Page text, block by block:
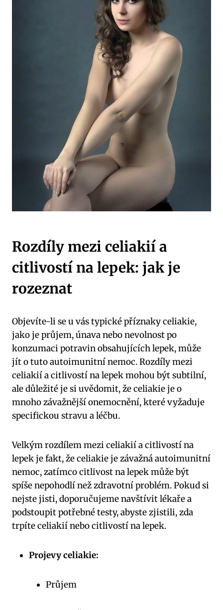
Rozdíly mezi celiakií a
citlivostí na lepek: jak je
rozeznat
Objevíte-li se u vás typické příznaky celiakie,
jako je průjem, únava nebo nevolnost po
konzumaci potravin obsahujících lepek, může
jít o tuto autoimunitní nemoc. Rozdíly mezi
celiakií a citlivostí na lepek mohou být subtilní,
ale důležité je si uvědomit, že celiakie je o
mnoho závažnější onemocnění, které vyžaduje
specifickou stravu a léčbu.
Velkým rozdílem mezi celiakií a citlivostí na
lepek je fakt, že celiakie je závažná autoimunitní
nemoc, zatímco citlivost na lepek může být
spíše nepohodlí než zdravotní problém. Pokud si
nejste jisti, doporučujeme navštívit lékaře a
podstoupit potřebné testy, abyste zjistili, zda
trpíte celiakií nebo citlivostí na lepek.
Projevy celiakie:
Průjem